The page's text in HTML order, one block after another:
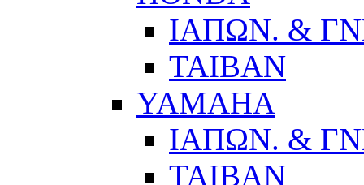
ΙΑΠΩΝ. &
ΤΑΙΒΑΝ
YAMAHA
ΙΑΠΩΝ. &
ΤΑΙΒΑΝ